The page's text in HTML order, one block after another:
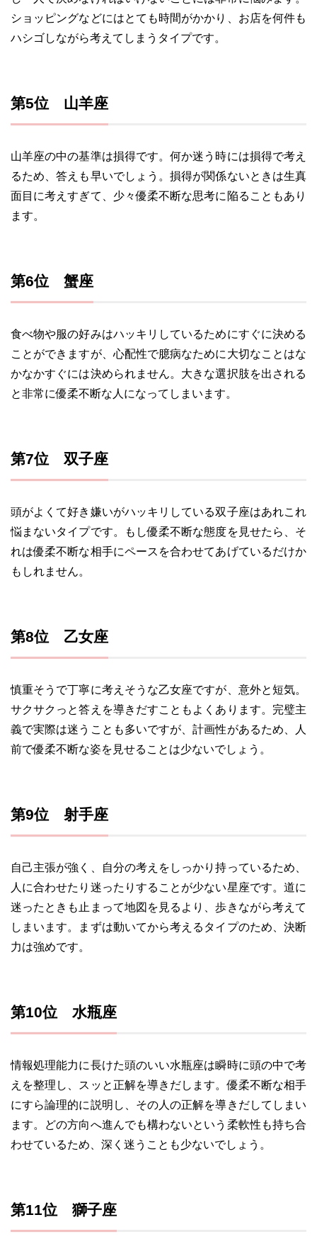
ショッピングなどにはとても時間がかかり、お店を何件も
ハシゴしながら考えてしまうタイプです。
第5位 山羊座
山羊座の中の基準は損得です。何か迷う時には損得で考え
るため、答えも早いでしょう。損得が関係ないときは生真
面目に考えすぎて、少々優柔不断な思考に陥ることもあり
ます。
第6位 蟹座
食べ物や服の好みはハッキリしているためにすぐに決める
ことができますが、心配性で臆病なために大切なことはな
かなかすぐには決められません。大きな選択肢を出される
と非常に優柔不断な人になってしまいます。
第7位 双子座
頭がよくて好き嫌いがハッキリしている双子座はあれこれ
悩まないタイプです。もし優柔不断な態度を見せたら、そ
れは優柔不断な相手にペースを合わせてあげているだけか
もしれません。
第8位 乙女座
慎重そうで丁寧に考えそうな乙女座ですが、意外と短気。
サクサクっと答えを導きだすこともよくあります。完璧主
義で実際は迷うことも多いですが、計画性があるため、人
前で優柔不断な姿を見せることは少ないでしょう。
第9位 射手座
自己主張が強く、自分の考えをしっかり持っているため、
人に合わせたり迷ったりすることが少ない星座です。道に
迷ったときも止まって地図を見るより、歩きながら考えて
しまいます。まずは動いてから考えるタイプのため、決断
力は強めです。
第10位 水瓶座
情報処理能力に長けた頭のいい水瓶座は瞬時に頭の中で考
えを整理し、スッと正解を導きだします。優柔不断な相手
にすら論理的に説明し、その人の正解を導きだしてしまい
ます。どの方向へ進んでも構わないという柔軟性も持ち合
わせているため、深く迷うことも少ないでしょう。
第11位 獅子座